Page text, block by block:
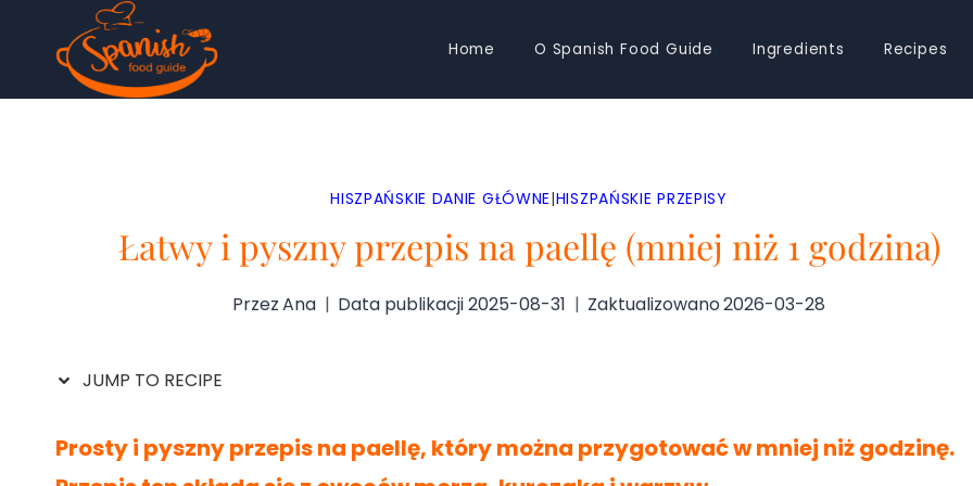
treści
Home O Spanish Food Guide Ingredients Recipes
HISZPAŃSKIE DANIE GŁÓWNE|HISZPAŃSKIE PRZEPISY
Łatwy i pyszny przepis na paellę (mniej niż 1 godzina)
PrzezAna Data publikacji2025-08-31 Zaktualizowano2026-03-28
JUMP TO RECIPE
Prosty i pyszny przepis na paellę, który można przygotować w mniej niż godzinę.